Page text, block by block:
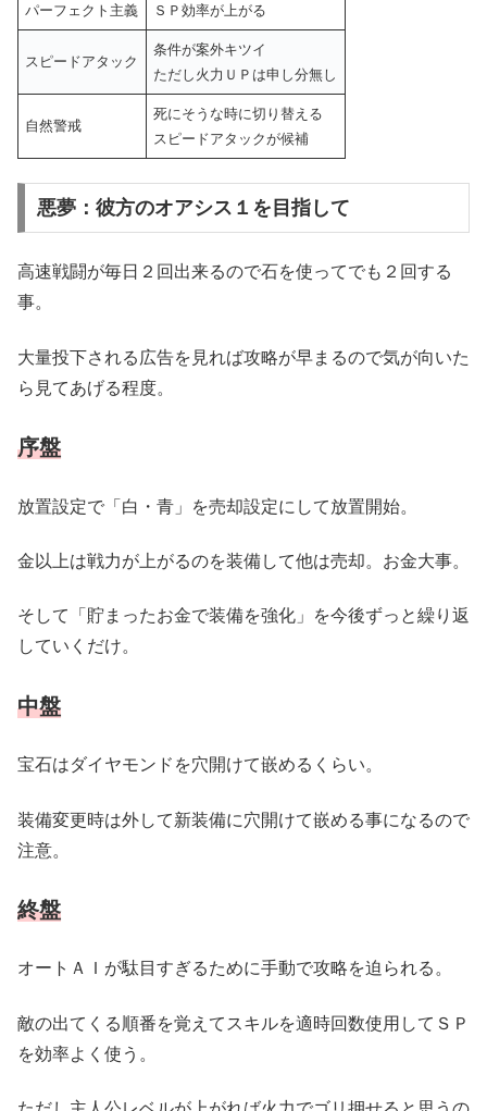
パーフェクト主義 ＳＰ効率が上がる
スピードアタック
条件が案外キツイ
ただし火力ＵＰは申し分無し
自然警戒
死にそうな時に切り替える
スピードアタックが候補
悪夢：彼方のオアシス１を目指して
高速戦闘が毎日２回出来るので石を使ってでも２回する
事。
大量投下される広告を見れば攻略が早まるので気が向いた
ら見てあげる程度。
序盤
放置設定で「白・青」を売却設定にして放置開始。
金以上は戦力が上がるのを装備して他は売却。お金大事。
そして「貯まったお金で装備を強化」を今後ずっと繰り返
していくだけ。
中盤
宝石はダイヤモンドを穴開けて嵌めるくらい。
装備変更時は外して新装備に穴開けて嵌める事になるので
注意。
終盤
オートＡＩが駄目すぎるために手動で攻略を迫られる。
敵の出てくる順番を覚えてスキルを適時回数使用してＳＰ
を効率よく使う。